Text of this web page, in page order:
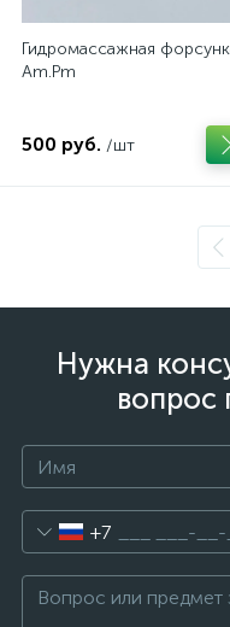
Гидромассажная
Am.Pm
500 руб. /шт
Нужна
вопрос
+7